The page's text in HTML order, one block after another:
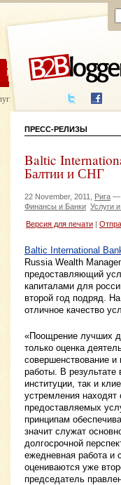
ЦЕНЫ ПОМОЩЬ
написания
ПРЕСС-РЕЛИЗЫ
Baltic
Балтии и СНГ
22 November, 2011, Рига —
Финансы и Банки Услуги
Версия для печати
Baltic International
Russia Wealth
предоставляющий
капиталами для
второй год подряд.
отличное качество
«Поощрение лучших
только оценка
совершенствование
работы. В
институции, так и
устремления находят
предоставляемых
принципам
значит служат
долгосрочной
ежедневная работа и
оцениваются уже
председатель